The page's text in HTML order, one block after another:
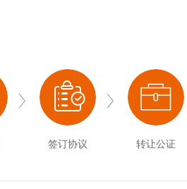
签订协议 转让公证